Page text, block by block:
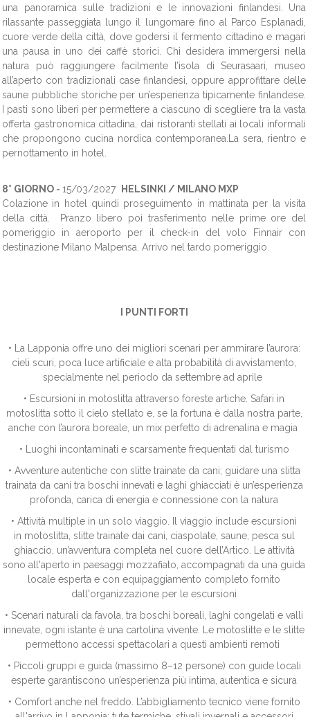
una panoramica sulle tradizioni e le innovazioni finlandesi. Una
rilassante passeggiata lungo il lungomare fino al Parco Esplanadi,
cuore verde della città, dove godersi il fermento cittadino e magari
una pausa in uno dei caffè storici. Chi desidera immergersi nella
natura può raggiungere facilmente l’isola di Seurasaari, museo
all’aperto con tradizionali case finlandesi, oppure approfittare delle
saune pubbliche storiche per un’esperienza tipicamente finlandese.
I pasti sono liberi per permettere a ciascuno di scegliere tra la vasta
offerta gastronomica cittadina, dai ristoranti stellati ai locali informali
che propongono cucina nordica contemporanea.La sera, rientro e
pernottamento in hotel.
8° GIORNO - 15/03/2027
HELSINKI / MILANO MXP
Colazione in hotel quindi proseguimento in mattinata per la visita
della città. Pranzo libero poi trasferimento nelle prime ore del
pomeriggio in aeroporto per il check-in del volo Finnair con
destinazione Milano Malpensa. Arrivo nel tardo pomeriggio.
I PUNTI FORTI
• La Lapponia offre uno dei migliori scenari per ammirare l’aurora:
cieli scuri, poca luce artificiale e alta probabilità di avvistamento,
specialmente nel periodo da settembre ad aprile
• Escursioni in motoslitta attraverso foreste artiche. Safari in
motoslitta sotto il cielo stellato e, se la fortuna è dalla nostra parte,
anche con l’aurora boreale, un mix perfetto di adrenalina e magia
• Luoghi incontaminati e scarsamente frequentati dal turismo
• Avventure autentiche con slitte trainate da cani; guidare una slitta
trainata da cani tra boschi innevati e laghi ghiacciati è un’esperienza
profonda, carica di energia e connessione con la natura
• Attività multiple in un solo viaggio. Il viaggio include escursioni
in motoslitta, slitte trainate dai cani, ciaspolate, saune, pesca sul
ghiaccio, un’avventura completa nel cuore dell’Artico. Le attività
sono all'aperto in paesaggi mozzafiato, accompagnati da una guida
locale esperta e con equipaggiamento completo fornito
dall'organizzazione per le escursioni
• Scenari naturali da favola, tra boschi boreali, laghi congelati e valli
innevate, ogni istante è una cartolina vivente. Le motoslitte e le slitte
permettono accessi spettacolari a questi ambienti remoti
• Piccoli gruppi e guida (massimo 8–12 persone) con guide locali
esperte garantiscono un’esperienza più intima, autentica e sicura
• Comfort anche nel freddo. L’abbigliamento tecnico viene fornito